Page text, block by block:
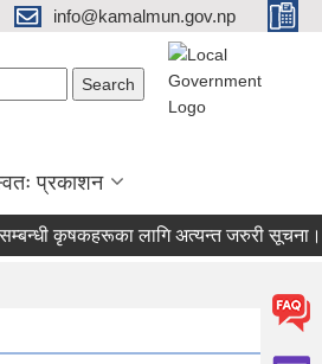
info@kamalmun.gov.np
प्रकाशन
सम्बन्धी कृषकहरूका लागि अत्यन्त जरुरी सूचना।